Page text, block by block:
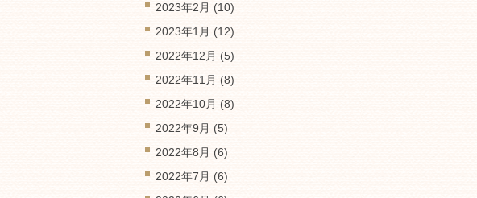
2023年2月 (10)
2023年1月 (12)
2022年12月 (5)
2022年11月 (8)
2022年10月 (8)
2022年9月 (5)
2022年8月 (6)
2022年7月 (6)